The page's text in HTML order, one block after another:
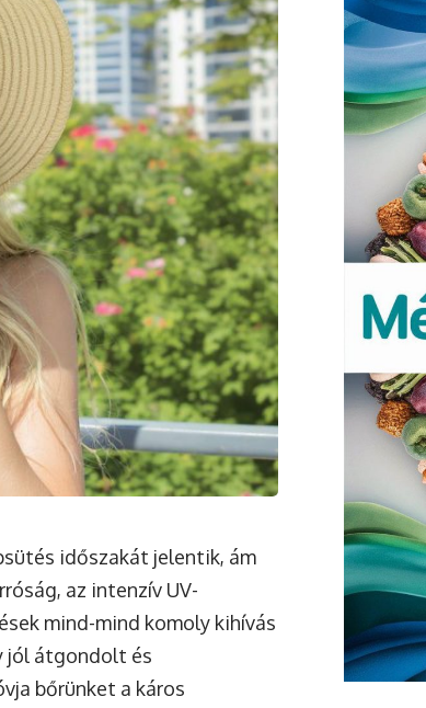
időszakát jelentik, ám
az intenzív UV-
mind-mind komoly kihívás
jól átgondolt és
bőrünket a káros